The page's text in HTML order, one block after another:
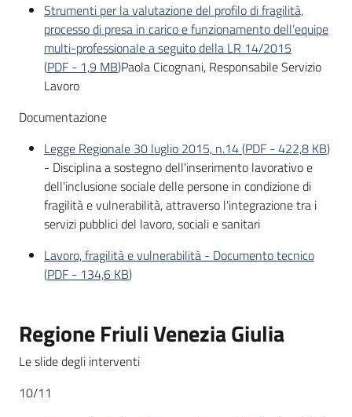
Strumenti per la valutazione del profilo di fragilità,
processo di presa in carico e funzionamento dell’equipe
multi-professionale a seguito della LR 14/2015
(PDF - 1,9 MB)Paola Cicognani, Responsabile Servizio
Lavoro
Documentazione
Legge Regionale 30 luglio 2015, n.14(PDF - 422,8 KB)
- Disciplina a sostegno dell'inserimento lavorativo e
dell'inclusione sociale delle persone in condizione di
fragilità e vulnerabilità, attraverso l'integrazione tra i
servizi pubblici del lavoro, sociali e sanitari
Lavoro, fragilità e vulnerabilità - Documento tecnico
(PDF - 134,6 KB)
Regione Friuli Venezia Giulia
Le slide degli interventi
10/11